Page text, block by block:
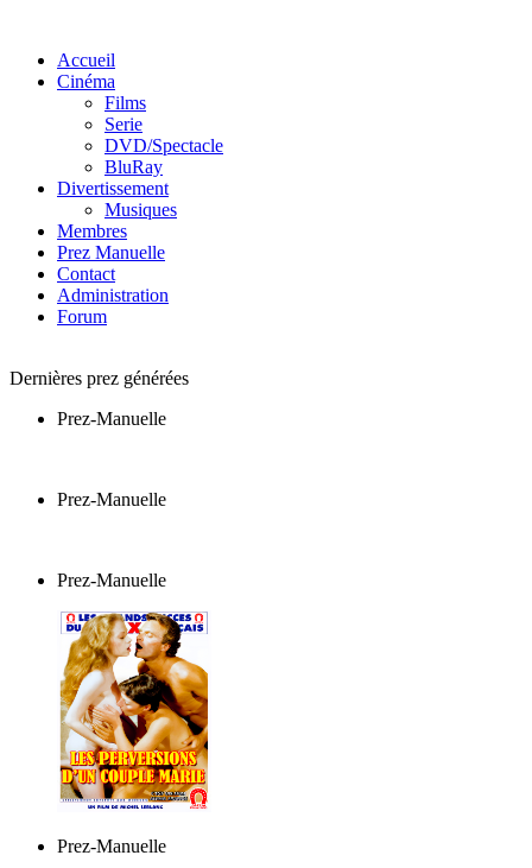
Accueil
Cinéma
Films
Serie
DVD/Spectacle
BluRay
Divertissement
Musiques
Membres
Prez Manuelle
Contact
Administration
Forum
Dernières prez générées
Prez-Manuelle
Prez-Manuelle
Prez-Manuelle
Prez-Manuelle